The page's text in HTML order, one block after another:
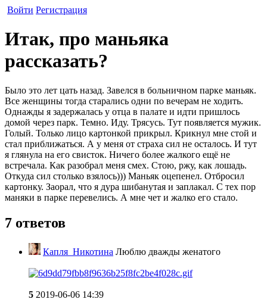
Войти Регистрация
Итак, про маньяка
рассказать?
Было это лет цать назад. Завелся в больничном парке маньяк.
Все женщины тогда старались одни по вечерам не ходить.
Однажды я задержалась у отца в палате и идти пришлось
домой через парк. Темно. Иду. Трясусь. Тут появляется мужик.
Голый. Только лицо картонкой прикрыл. Крикнул мне стой и
стал приближаться. А у меня от страха сил не осталось. И тут
я глянула на его свисток. Ничего более жалкого ещё не
встречала. Как разобрал меня смех. Стою, ржу, как лошадь.
Откуда сил столько взялось))) Маньяк оцепенел. Отбросил
картонку. Заорал, что я дура шибанутая и заплакал. С тех пор
маняки в парке перевелись. А мне чет и жалко его стало.
7 ответов
Капля_Никотина Люблю дважды женатого
5 2019-06-06 14:39